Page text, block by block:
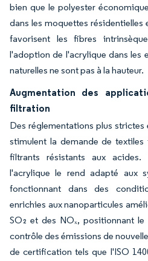
bien que le polyester
dans les moquettes résidentielles
favorisent les fibres
l'adoption de l'acrylique dans les
naturelles ne sont pas à la hauteur.
Augmentation des
filtration
Des réglementations plus
stimulent la demande de
filtrants résistants aux
l'acrylique le rend adapté aux
fonctionnant dans des
enrichies aux nanoparticules
SO₂ et des NOₓ, positionnant
contrôle des émissions de
de certification tels que l'ISO